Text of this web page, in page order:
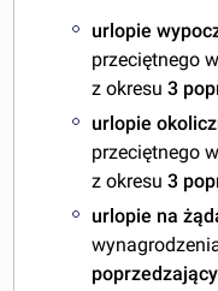
urlopie
przeciętnego
z okresu 3
urlopie
przeciętnego
z okresu3
urlopie na